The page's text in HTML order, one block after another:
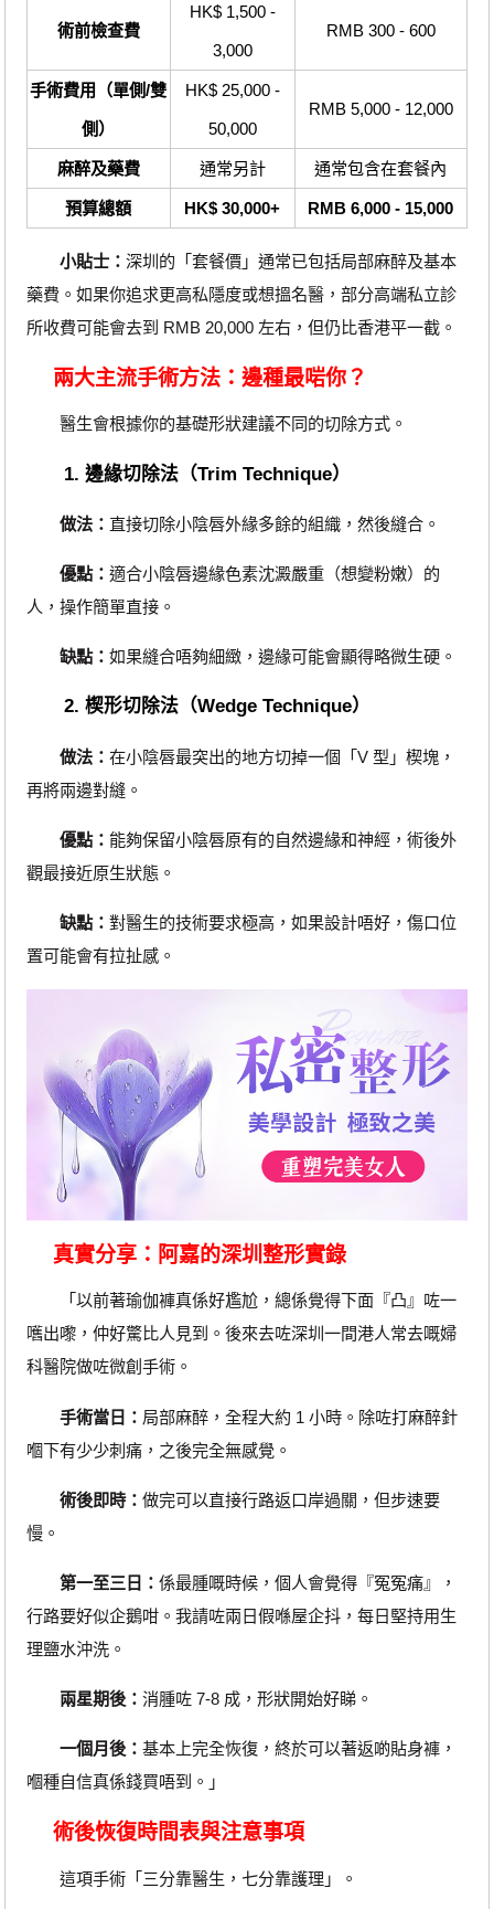
術前檢查費
HK$ 1,500 -
3,000
RMB 300 - 600
手術費用（單側/雙
側）
HK$ 25,000 -
50,000
RMB 5,000 - 12,000
麻醉及藥費 通常另計 通常包含在套餐內
預算總額 HK$ 30,000+ RMB 6,000 - 15,000
小貼士： 深圳的「套餐價」通常已包括局部麻醉及基本
藥費。如果你追求更高私隱度或想搵名醫，部分高端私立診
所收費可能會去到 RMB 20,000 左右，但仍比香港平一截。
兩大主流手術方法：邊種最啱你？
醫生會根據你的基礎形狀建議不同的切除方式。
1. 邊緣切除法（Trim Technique）
做法： 直接切除小陰唇外緣多餘的組織，然後縫合。
優點： 適合小陰唇邊緣色素沈澱嚴重（想變粉嫩）的
人，操作簡單直接。
缺點： 如果縫合唔夠細緻，邊緣可能會顯得略微生硬。
2. 楔形切除法（Wedge Technique）
做法： 在小陰唇最突出的地方切掉一個「V 型」楔塊，
再將兩邊對縫。
優點： 能夠保留小陰唇原有的自然邊緣和神經，術後外
觀最接近原生狀態。
缺點： 對醫生的技術要求極高，如果設計唔好，傷口位
置可能會有拉扯感。
真實分享：阿嘉的深圳整形實錄
「以前著瑜伽褲真係好尷尬，總係覺得下面『凸』咗一
嚿出嚟，仲好驚比人見到。後來去咗深圳一間港人常去嘅婦
科醫院做咗微創手術。
手術當日： 局部麻醉，全程大約 1 小時。除咗打麻醉針
嗰下有少少刺痛，之後完全無感覺。
術後即時： 做完可以直接行路返口岸過關，但步速要
慢。
第一至三日： 係最腫嘅時候，個人會覺得『冤冤痛』，
行路要好似企鵝咁。我請咗兩日假喺屋企抖，每日堅持用生
理鹽水沖洗。
兩星期後： 消腫咗 7-8 成，形狀開始好睇。
一個月後： 基本上完全恢復，終於可以著返啲貼身褲，
嗰種自信真係錢買唔到。」
術後恢復時間表與注意事項
這項手術「三分靠醫生，七分靠護理」。